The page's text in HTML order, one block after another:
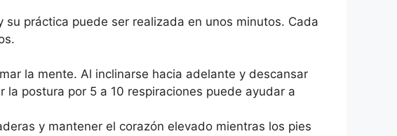
práctica puede ser realizada en unos minutos. Cada
la mente. Al inclinarse hacia adelante y descansar
postura por 5 a 10 respiraciones puede ayudar a
y mantener el corazón elevado mientras los pies